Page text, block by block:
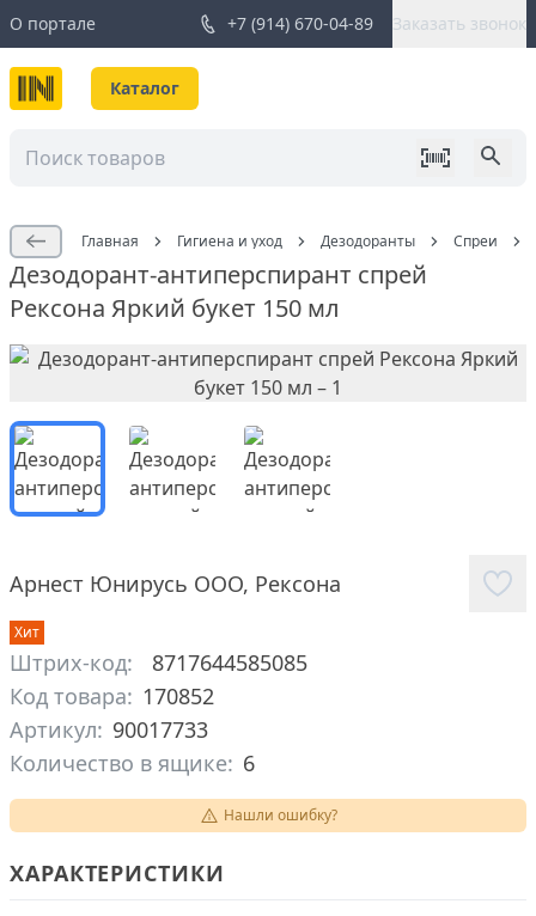
О портале +7 (914) 670-04-89 Заказать звонок
Каталог
Главная Гигиена и уход Дезодоранты Спреи
Дезодорант-антиперспирант спрей
Рексона Яркий букет 150 мл
Арнест Юнирусь ООО, Рексона
Хит
Штрих-код:
8717644585085
Код товара: 170852
Артикул: 90017733
Количество в ящике: 6
Нашли ошибку?
ХАРАКТЕРИСТИКИ